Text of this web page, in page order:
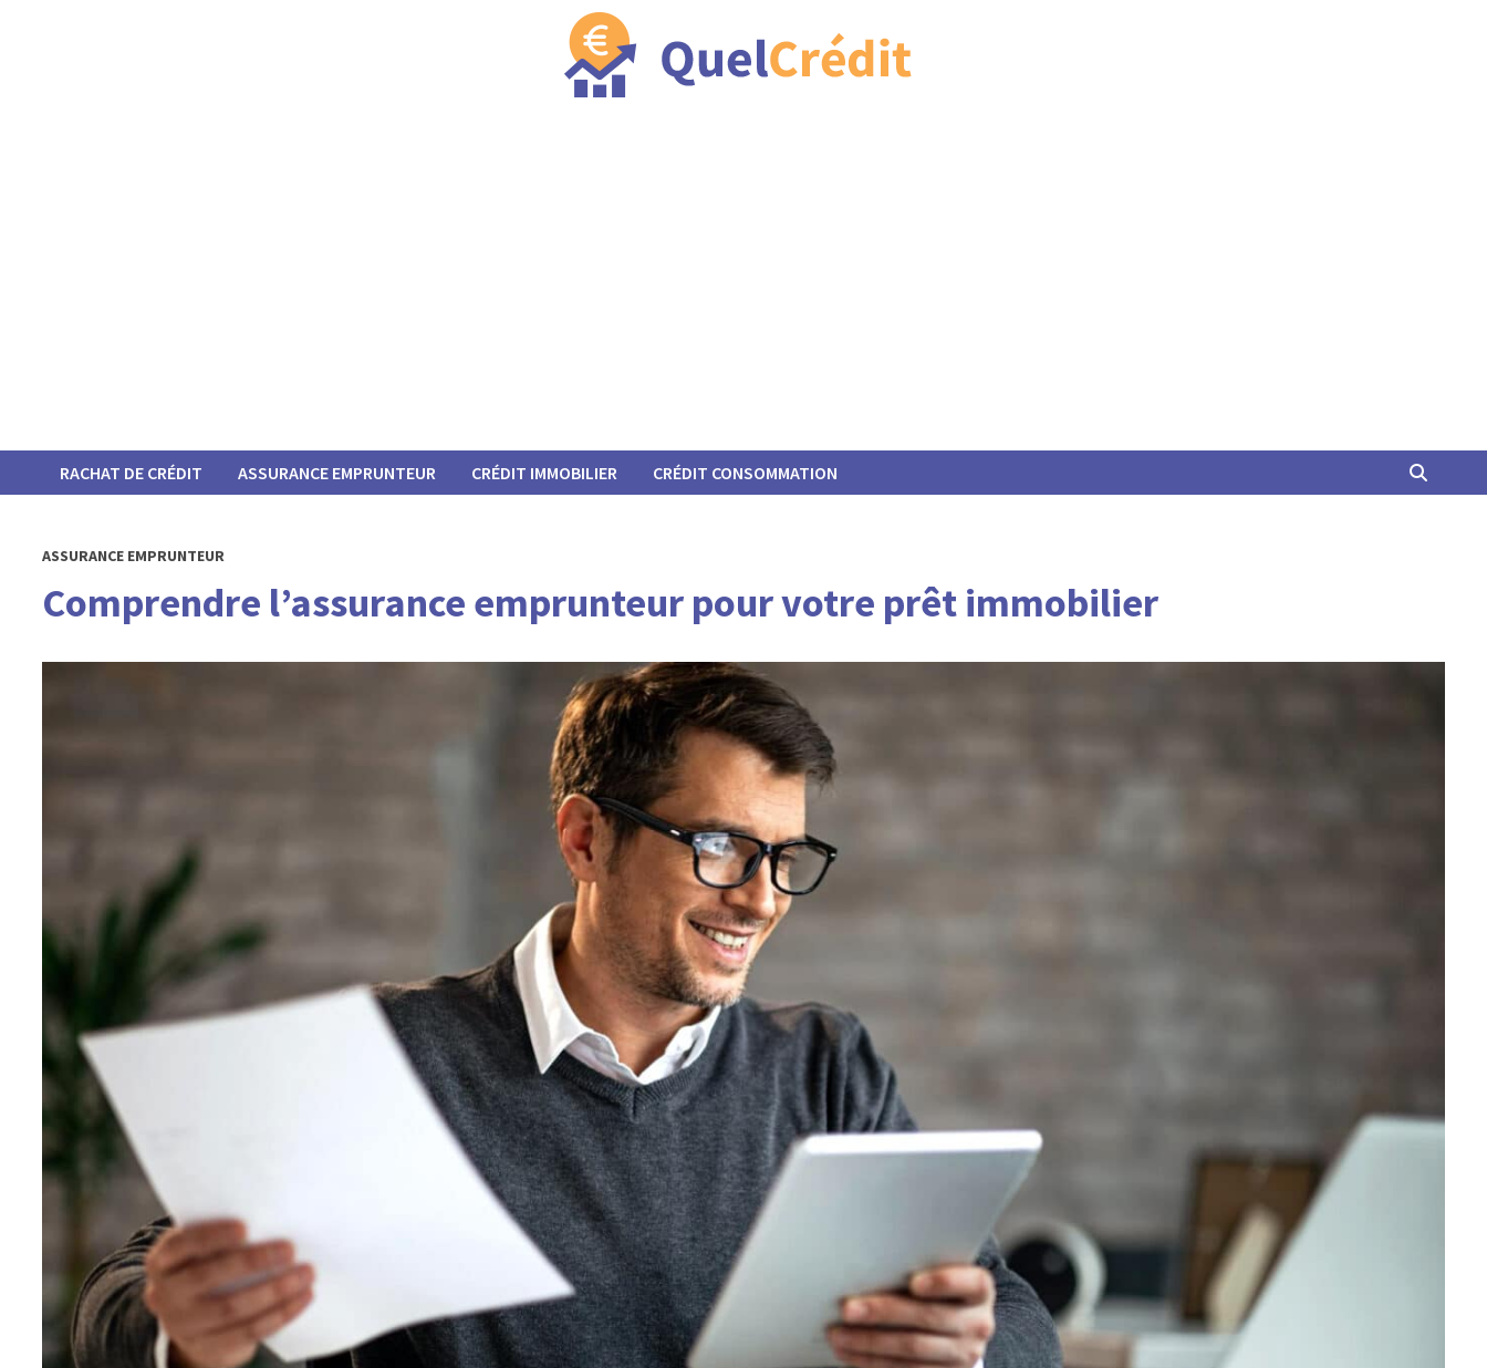
RACHAT DE CRÉDIT ASSURANCE EMPRUNTEUR CRÉDIT IMMOBILIER CRÉDIT CONSOMMATION
ASSURANCE EMPRUNTEUR
Comprendre l’assurance emprunteur pour votre prêt immobilier